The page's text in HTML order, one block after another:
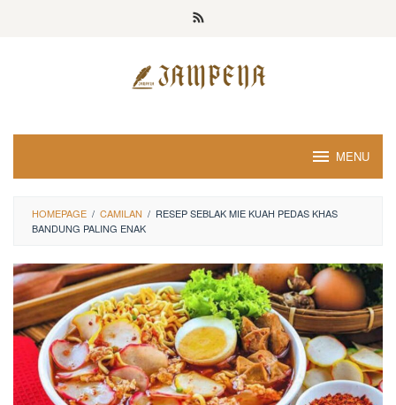
MENU
HOMEPAGE / CAMILAN / RESEP SEBLAK MIE KUAH PEDAS KHAS
BANDUNG PALING ENAK